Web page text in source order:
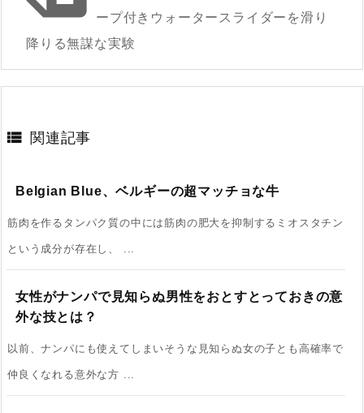
ープ付きウォータースライダーを滑り
降りる無謀な実験
 関連記事
Belgian Blue、ベルギーの超マッチョな牛
筋肉を作るタンパク質の中には筋肉の肥大を抑制するミオスタチン
という成分が存在し、 ...
女性がナンパで見知らぬ男性をおとすとっておきの意
外な技とは？
以前、ナンパにも使えてしまいそうな見知らぬ女の子とも高確率で
仲良くなれる意外な方 ...